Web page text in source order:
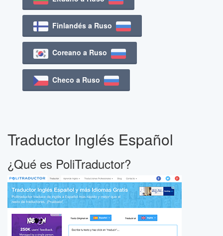
Finlandés a Ruso
Coreano a Ruso
Checo a Ruso
Traductor Inglés Español
¿Qué es PoliTraductor?